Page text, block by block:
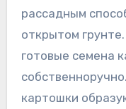
рассадным
открытом
готовые семена
картошки